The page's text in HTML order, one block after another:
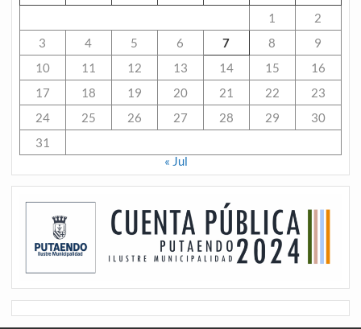
1
2
3
4 5 6 7 8
9
10
11 12 13 14 15
16
17
18 19 20 21 22
23
24
25 26 27 28 29
30
31
« Jul